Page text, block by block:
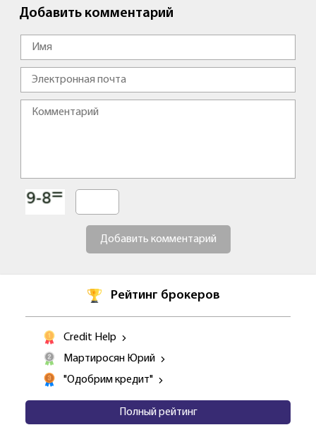
Добавить комментарий
Добавить комментарий
Рейтинг брокеров
Credit Help
Мартиросян Юрий
"Одобрим кредит"
Полный рейтинг